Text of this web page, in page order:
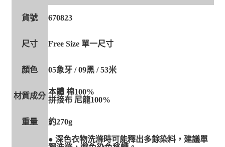
貨號 670823
尺寸 Free Size 單一尺寸
顏色 05象牙 / 09黑 / 53米
材質成分 本體 棉100%
拼接布 尼龍100%
重量 約270g
● 深色衣物洗滌時可能釋出多餘染料，建議單